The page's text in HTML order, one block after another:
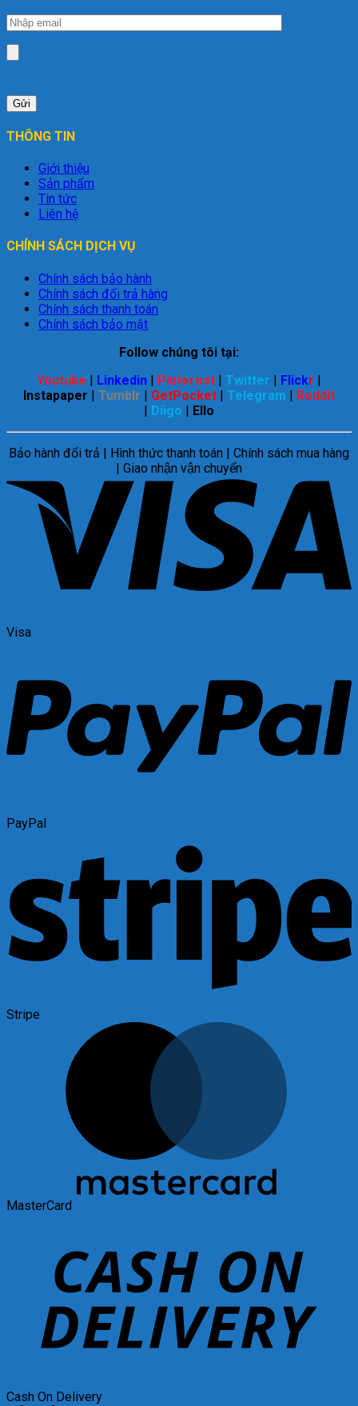
THÔNG TIN
Giới thiệu
Sản phẩm
Tin tức
Liên hệ
CHÍNH SÁCH DỊCH VỤ
Chính sách bảo hành
Chính sách đổi trả hàng
Chính sách thanh toán
Chính sách bảo mật
Follow chúng tôi tại:
Youtube | Linkedin | Pinterest | Twitter | Flickr |
Instapaper | Tumblr | GetPocket | Telegram | Reddit
| Diigo | Ello
Bảo hành đổi trả | Hình thức thanh toán | Chính sách mua hàng
| Giao nhận vận chuyển
Visa
PayPal
Stripe
MasterCard
Cash On Delivery